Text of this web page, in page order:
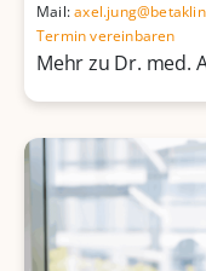
Mail:
Termin vereinbaren
Mehr zu Dr. med.